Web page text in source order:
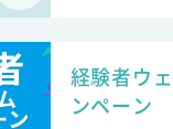
経験者ウ
ンペーン